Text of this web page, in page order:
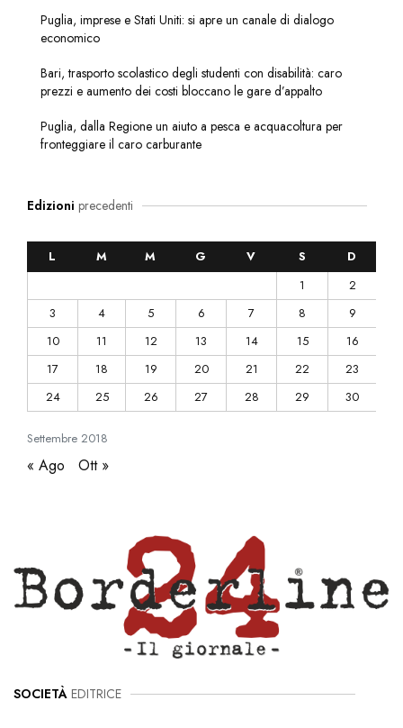
Puglia, imprese e Stati Uniti: si apre un canale di dialogo
economico
Bari, trasporto scolastico degli studenti con disabilità: caro
prezzi e aumento dei costi bloccano le gare d’appalto
Puglia, dalla Regione un aiuto a pesca e acquacoltura per
fronteggiare il caro carburante
Edizioni precedenti
Settembre 2018
L M M G V S
D
1
2
3
4 5 6 7 8
9
10
11 12 13 14 15
16
17
18 19 20 21 22
23
24
25 26 27 28 29 30
« Ago Ott »
SOCIETÀ EDITRICE